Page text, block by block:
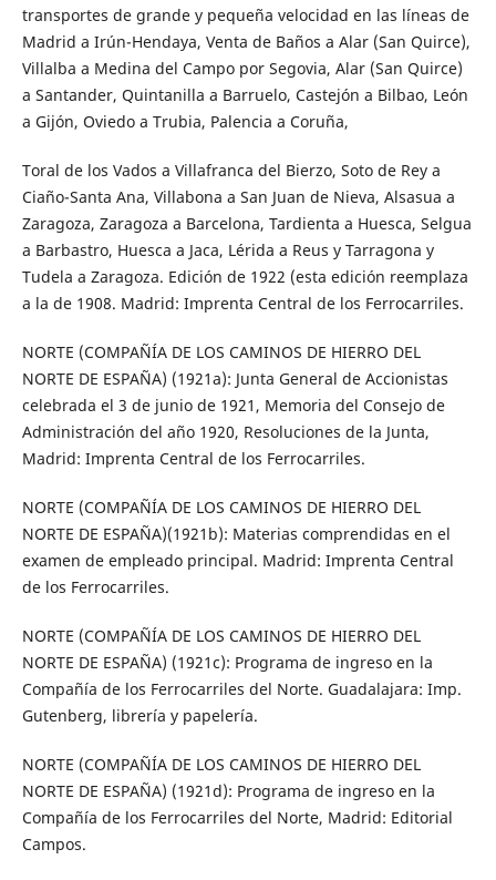
transportes de grande y pequeña velocidad en las líneas de
Madrid a Irún-Hendaya, Venta de Baños a Alar (San Quirce),
Villalba a Medina del Campo por Segovia, Alar (San Quirce)
a Santander, Quintanilla a Barruelo, Castejón a Bilbao, León
a Gijón, Oviedo a Trubia, Palencia a Coruña,
Toral de los Vados a Villafranca del Bierzo, Soto de Rey a
Ciaño-Santa Ana, Villabona a San Juan de Nieva, Alsasua a
Zaragoza, Zaragoza a Barcelona, Tardienta a Huesca, Selgua
a Barbastro, Huesca a Jaca, Lérida a Reus y Tarragona y
Tudela a Zaragoza. Edición de 1922 (esta edición reemplaza
a la de 1908. Madrid: Imprenta Central de los Ferrocarriles.
NORTE (COMPAÑÍA DE LOS CAMINOS DE HIERRO DEL
NORTE DE ESPAÑA) (1921a): Junta General de Accionistas
celebrada el 3 de junio de 1921, Memoria del Consejo de
Administración del año 1920, Resoluciones de la Junta,
Madrid: Imprenta Central de los Ferrocarriles.
NORTE (COMPAÑÍA DE LOS CAMINOS DE HIERRO DEL
NORTE DE ESPAÑA)(1921b): Materias comprendidas en el
examen de empleado principal. Madrid: Imprenta Central
de los Ferrocarriles.
NORTE (COMPAÑÍA DE LOS CAMINOS DE HIERRO DEL
NORTE DE ESPAÑA) (1921c): Programa de ingreso en la
Compañía de los Ferrocarriles del Norte. Guadalajara: Imp.
Gutenberg, librería y papelería.
NORTE (COMPAÑÍA DE LOS CAMINOS DE HIERRO DEL
NORTE DE ESPAÑA) (1921d): Programa de ingreso en la
Compañía de los Ferrocarriles del Norte, Madrid: Editorial
Campos.